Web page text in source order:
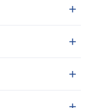
＋
＋
＋